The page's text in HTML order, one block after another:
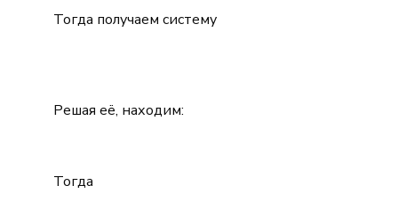
Тогда получаем систему
Решая её, находим:
Тогда